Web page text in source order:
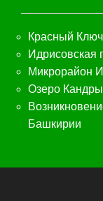
Красный Ключ
Идрисовская
Микрорайон
Озеро
Башкирии